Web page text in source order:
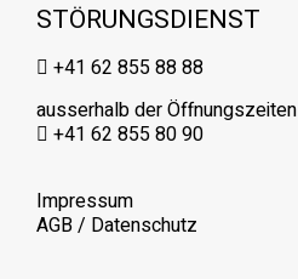
STÖRUNGSDIENST
+41 62 855 88 88
ausserhalb der Öffnungszeiten
+41 62 855 80 90
Impressum
AGB/ Datenschutz